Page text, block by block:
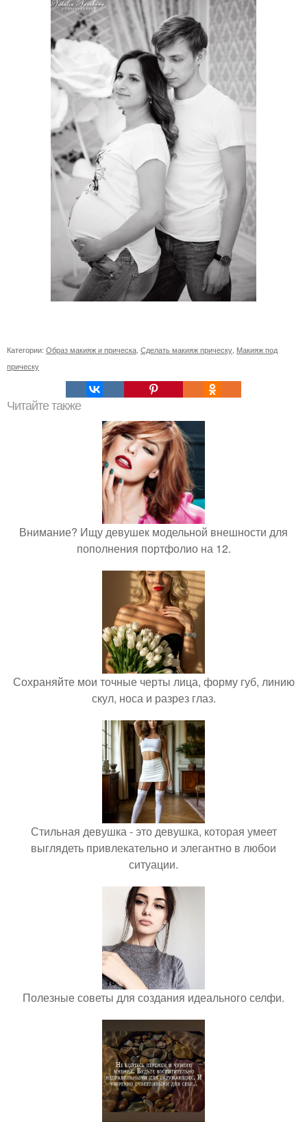
Категории: Образ макияж и прическа Сделать макияж прическу Макияж под
прическу
Читайте также
Внимание? Ищу девушек модельной внешности для
пополнения портфолио на 12.
Сохраняйте мои точные черты лица, форму губ, линию
скул, носа и разрез глаз.
Стильная девушка - это девушка, которая умеет
выглядеть привлекательно и элегантно в любои
ситуации.
Полезные советы для создания идеального селфи.